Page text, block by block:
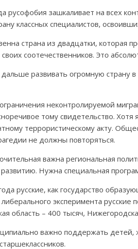
русофобия зашкаливает на всех
классных специалистов,
страна из двадцатки, которая
соотечественников. Это
развивать огромную страну
неконтролируемой
тому свидетельство.
террористическому акту.
не должны повторяться.
важна региональная
Нужна специальная
русские, как государство
эксперимента
область – 400 тысяч,
важно поддержать детей,